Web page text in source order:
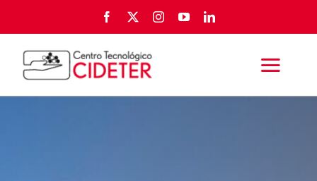
to
content